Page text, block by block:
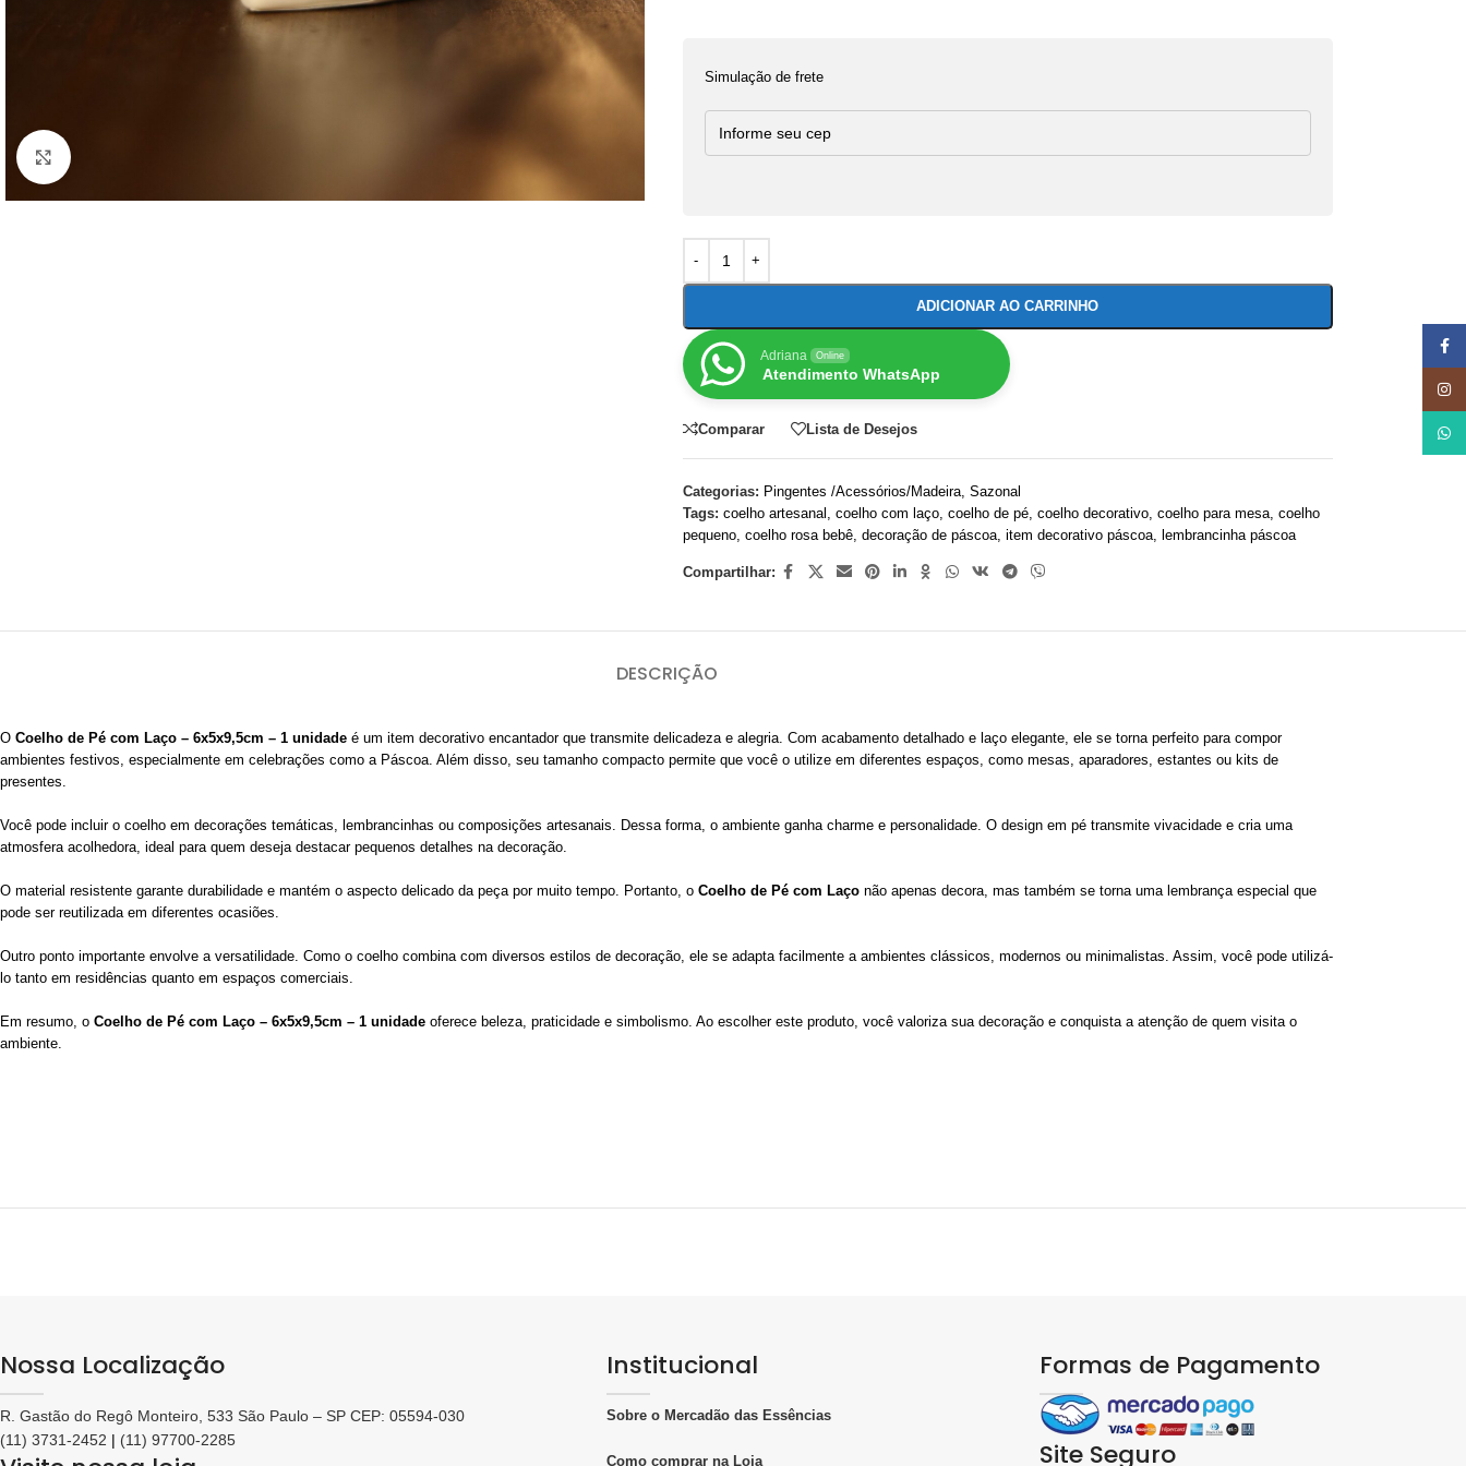
Simulação de frete
ADICIONAR AO CARRINHO
Adriana Online
Atendimento WhatsApp
Comparar Lista de Desejos
Categorias: Pingentes /Acessórios/Madeira, Sazonal
Tags: coelho artesanal , coelho com laço, coelho de pé, coelho decorativo, coelho para mesa, coelho
pequeno, coelho rosa bebê, decoração de páscoa, item decorativo páscoa, lembrancinha páscoa
Compartilhar:
DESCRIÇÃO
O Coelho de Pé com Laço – 6x5x9,5cm – 1 unidade é um item decorativo encantador que transmite delicadeza e alegria. Com acabamento detalhado e laço elegante, ele se torna perfeito para compor
ambientes festivos, especialmente em celebrações como a Páscoa. Além disso, seu tamanho compacto permite que você o utilize em diferentes espaços, como mesas, aparadores, estantes ou kits de
presentes.
Você pode incluir o coelho em decorações temáticas, lembrancinhas ou composições artesanais. Dessa forma, o ambiente ganha charme e personalidade. O design em pé transmite vivacidade e cria uma
atmosfera acolhedora, ideal para quem deseja destacar pequenos detalhes na decoração.
O material resistente garante durabilidade e mantém o aspecto delicado da peça por muito tempo. Portanto, o Coelho de Pé com Laço não apenas decora, mas também se torna uma lembrança especial que
pode ser reutilizada em diferentes ocasiões.
Outro ponto importante envolve a versatilidade. Como o coelho combina com diversos estilos de decoração, ele se adapta facilmente a ambientes clássicos, modernos ou minimalistas. Assim, você pode utilizá-
lo tanto em residências quanto em espaços comerciais.
Em resumo, o Coelho de Pé com Laço – 6x5x9,5cm – 1 unidade oferece beleza, praticidade e simbolismo. Ao escolher este produto, você valoriza sua decoração e conquista a atenção de quem visita o
ambiente.
Nossa Localização
R. Gastão do Regô Monteiro, 533 São Paulo – SP CEP: 05594-030
(11) 3731-2452 | (11) 97700-2285
Institucional
Sobre o Mercadão das Essências
Como comprar na Loja
Formas de Pagamento
Site Seguro